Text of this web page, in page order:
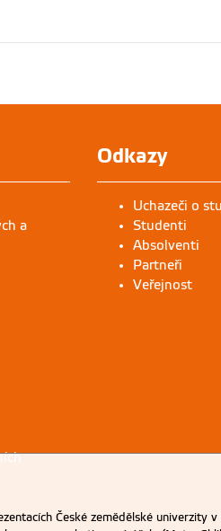
a
Odkazy
Uchazeči o
Studenti
Absolventi
Partneři
Veřejnost
České zemědělské